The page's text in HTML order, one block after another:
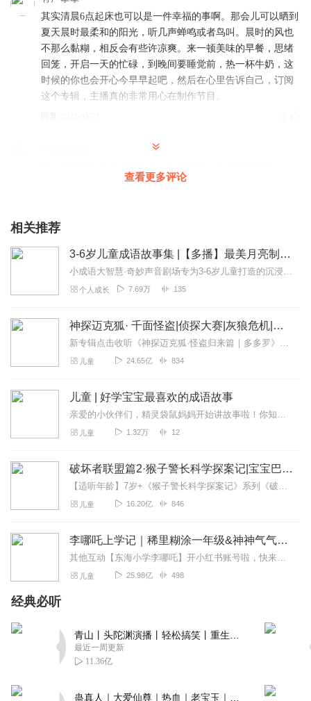
其实清晨6点起床也可以是一件幸福的事啊。那会儿可以晒到
夏天晨时最柔和的阳光，听几声蝉鸣或者鸟叫。晨时的风也
不那么黏糊，相反会有些许凉爽。来一顿美味的早餐，思绪
回笼，开启一天的忙碌，到晚间要睡觉前，热一杯牛奶，这
时候的你也会开心今早早起吧，然后在心里告诉自己，订阅
这个专辑，主播真的非常用心在制作节目。
琪天圣圣
很不错的内容，孩子可喜欢听了，每天睡前都要听，主播多
多更新哦！
2023-03-09
鲸落予生
很不错哦，内容简单通俗易懂，小朋友听起来不费劲，中国
文化博大精深，值得被好好推广传播！主播加油🥳
孩子喜欢听的，内容不错，多更些啊
很适合小朋友听，时长比较短，小朋友听太长的不容易一直
什么，哈哈哈
2023-03-16
听了此专辑后，学习成绩上去了，被校花校草表白了，工作
升职加薪了。父母身体健健康康，妻子丈夫恩恩爱爱，孩子
们开开心心。总而言之一句话那就是心想事成！耶
2023-03-10
童爱有声_睿声剧社
查看更多评论
相关推荐
3-6岁儿童成语故事集 |【多播】最美月亮制作 |萌宝趣味成语启蒙故事
小成语大智慧·奇妙声音剧场专为3-6岁儿童打造的沉浸式成语启蒙有声专辑！通过萌趣可爱的动物角色、生活化的场景改编和生动幽默的情节，将晦涩的成语转化为孩子听得懂、...
个人成长 7.69万 135
神探迈克狐· 千面怪盗|侦探大赛|灰狼危机|多多罗
新专辑点击收听《神探迈克狐·怪盗归来篇｜多多罗》！！！>>>点击进入主播橱窗购买《神探迈克狐》系列图书吧!<<<多多罗故事【点击前往】收听多多罗其他好玩有趣的故...
儿童 24.65亿 834
儿童 | 好学宝宝最喜欢的成语故事
亲爱的小伙伴们，精灵袋鼠妈妈开始讲故事啦！你知道拔苗助长的故事吗？守株待兔这个成语告诉了我们什么样的道理呢？我们学东西为什么不能囫囵吞枣呢？愚公到底有没有把山搬...
儿童 1.32万 12
破坏者联盟篇2·猴子警长科学探案记|宝宝巴士故事
【适听年龄】7岁+《猴子警长科学探案记》系列《破坏者联盟篇1·猴子警长科学探案记》>>>《破坏者联盟篇2·猴子警长科学探案记》>>>《破坏者联盟篇3·猴子警长科...
儿童 16.20亿 846
李哪吒上学记｜稀里糊涂一年级&神神气气二年级
其他互动【东海小学李哪吒】开小红书账号啦，快来关注和李哪吒成为好朋友！有机会免费领儿童会员、官方周边！【点击加入】东海小学广播站圈子，更多互动！李哪吒全新冒险番...
儿童 25.98亿 498
经典必听
最近一周更新
11.36亿